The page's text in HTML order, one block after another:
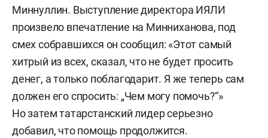
Миннуллин. Выступление директора ИЯЛИ
произвело впечатление на Минниханова, под
смех собравшихся он сообщил: «Этот самый
хитрый из всех, сказал, что не будет просить
денег, а только поблагодарит. Я же теперь сам
должен его спросить: „Чем могу помочь?“»
Но затем татарстанский лидер серьезно
добавил, что помощь продолжится.